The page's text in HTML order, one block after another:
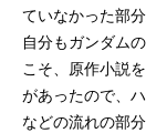
ていなかった部
自分もガンダム
こそ、原作小説
があったので、
などの流れの部